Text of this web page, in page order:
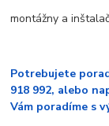
montážny a
Potrebujete
918 992, alebo
Vám poradíme s